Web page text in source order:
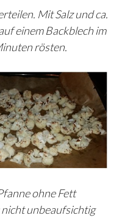
Mit Salz und ca.
einem Backblech im
rösten.
ohne Fett
unbeaufsichtig